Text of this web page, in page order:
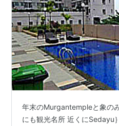
年末のMurgantempleと象の
にも観光名所 近くにSedayu